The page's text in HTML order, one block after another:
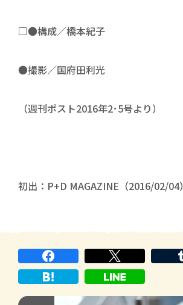
□●構成／橋本紀子
●撮影／国府田利光
（週刊ポスト2016年2･5号より）
初出：P+D MAGAZINE（2016/02/04）